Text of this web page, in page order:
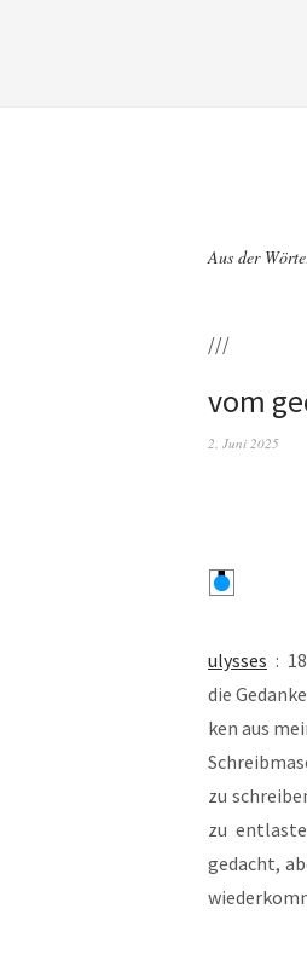
Aus der
///
vom
2. Juni 2025
ulys­ses :
die
ken aus
zu
zu
gedacht,